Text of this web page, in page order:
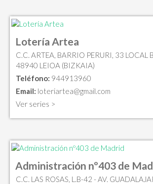
Lotería Artea
C.C. ARTEA, BARRIO PERURI, 33 LOCAL
48940 LEIOA (BIZKAIA)
Teléfono: 944913960
Email: loteriartea@gmail.com
Ver series >
Administración nº403 de
C.C. LAS ROSAS, L.B-42 - AV.